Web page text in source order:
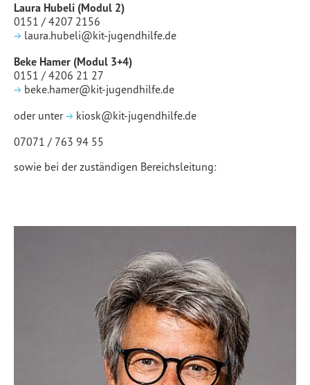
Laura Hubeli (Modul 2)
0151 / 4207 2156
laura.hubeli@kit-jugendhilfe.de
Beke Hamer (Modul 3+4)
0151 / 4206 21 27
beke.hamer@kit-jugendhilfe.de
oder unter
kiosk@kit-jugendhilfe.de
07071 / 763 94 55
sowie bei der zuständigen Bereichsleitung: